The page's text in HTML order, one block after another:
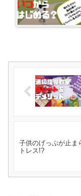
子供のげっぷが止ま
トレス!?